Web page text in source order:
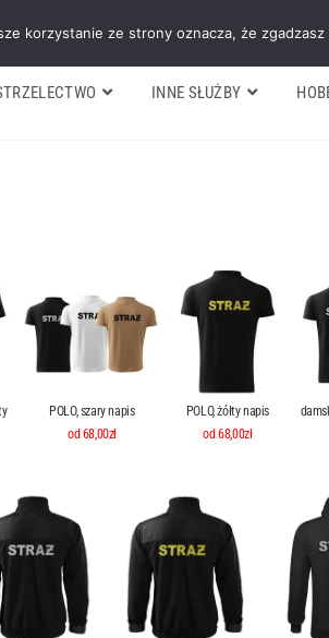
INNE SŁUŻBY
POLO, szary napis
od 68,00zł
POLO, żółty napis
od 68,00zł
korzystanie ze strony oznacza, że